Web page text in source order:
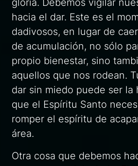
hacia el dar. Este es el
dadivosos, en lugar de
de acumulación, no sólo
propio bienestar, sino
aquellos que nos rodean.
dar sin miedo puede ser la
que el Espíritu Santo
romper el espíritu de
área.
Otra cosa que debemos